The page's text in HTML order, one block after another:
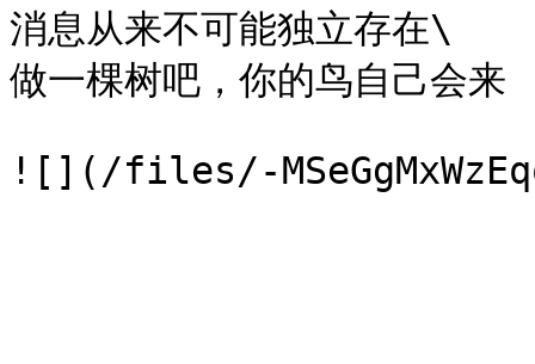
消息从来不可能独立存在\
做一棵树吧，你的鸟自己会来